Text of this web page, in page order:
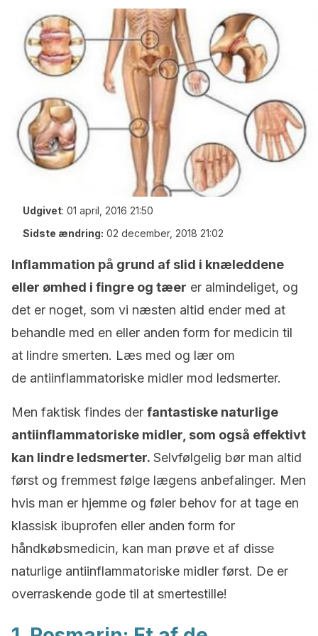
Udgivet: 01 april, 2016 21:50
Sidste ændring: 02 december, 2018 21:02
Inflammation på grund af slid i knæleddene
eller ømhed i fingre og tæer er almindeliget, og
det er noget, som vi næsten altid ender med at
behandle med en eller anden form for medicin til
at lindre smerten. Læs med og lær om
de antiinflammatoriske midler mod ledsmerter.
Men faktisk findes der fantastiske naturlige
antiinflammatoriske midler, som også effektivt
kan lindre ledsmerter. Selvfølgelig bør man altid
først og fremmest følge lægens anbefalinger. Men
hvis man er hjemme og føler behov for at tage en
klassisk ibuprofen eller anden form for
håndkøbsmedicin, kan man prøve et af disse
naturlige antiinflammatoriske midler først. De er
overraskende gode til at smertestille!